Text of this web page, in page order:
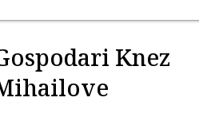
Knez